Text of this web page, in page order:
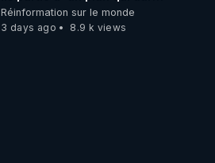
débuté le 11 septembre 2001
?
Réinformation sur le monde
3 days ago
8.9 k views